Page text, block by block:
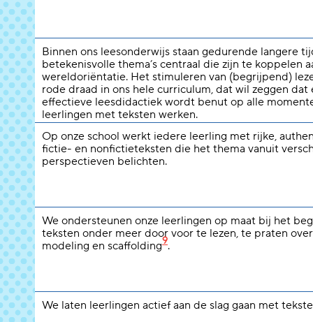
Binnen ons leesonderwijs staan gedurende langere
betekenisvolle thema’s centraal die zijn te koppelen
wereldoriëntatie. Het stimuleren van (begrijpend)
rode draad in ons hele curriculum, dat wil zeggen dat
effectieve leesdidactiek wordt benut op alle
leerlingen met teksten werken.
Op onze school werkt iedere leerling met rijke,
fictie- en nonfictieteksten die het thema vanuit
perspectieven belichten.
We ondersteunen onze leerlingen op maat bij het
teksten onder meer door voor te lezen, te praten
modeling en scaffolding9.
We laten leerlingen actief aan de slag gaan met